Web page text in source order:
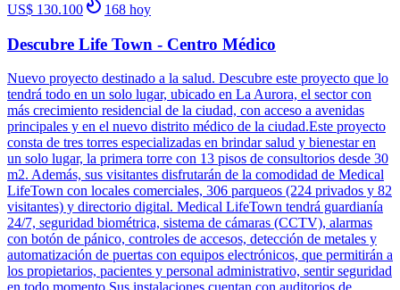
US$ 130.100 168 hoy
Descubre Life Town - Centro Médico
Nuevo proyecto destinado a la salud. Descubre este proyecto que lo
tendrá todo en un solo lugar, ubicado en La Aurora, el sector con
más crecimiento residencial de la ciudad, con acceso a avenidas
principales y en el nuevo distrito médico de la ciudad.Este proyecto
consta de tres torres especializadas en brindar salud y bienestar en
un solo lugar, la primera torre con 13 pisos de consultorios desde 30
m2. Además, sus visitantes disfrutarán de la comodidad de Medical
LifeTown con locales comerciales, 306 parqueos (224 privados y 82
visitantes) y directorio digital. Medical LifeTown tendrá guardianía
24/7, seguridad biométrica, sistema de cámaras (CCTV), alarmas
con botón de pánico, controles de accesos, detección de metales y
automatización de puertas con equipos electrónicos, que permitirán a
los propietarios, pacientes y personal administrativo, sentir seguridad